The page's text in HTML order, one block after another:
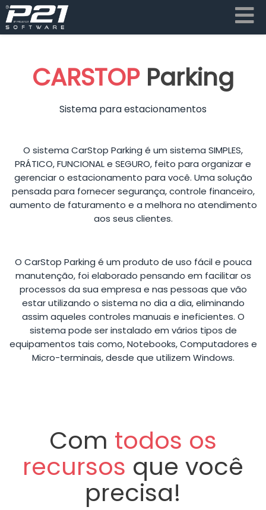
CARSTOPParking
Sistema para estacionamentos
O sistema CarStop Parking é um sistema SIMPLES,
PRÁTICO, FUNCIONAL e SEGURO, feito para organizar e
gerenciar o estacionamento para você. Uma solução
pensada para fornecer segurança, controle financeiro,
aumento de faturamento e a melhora no atendimento
aos seus clientes.
O CarStop Parking é um produto de uso fácil e pouca
manutenção, foi elaborado pensando em facilitar os
processos da sua empresa e nas pessoas que vão
estar utilizando o sistema no dia a dia, eliminando
assim aqueles controles manuais e ineficientes. O
sistema pode ser instalado em vários tipos de
equipamentos tais como, Notebooks, Computadores e
Micro-terminais, desde que utilizem Windows.
Com todos os
recursos que você
precisa!